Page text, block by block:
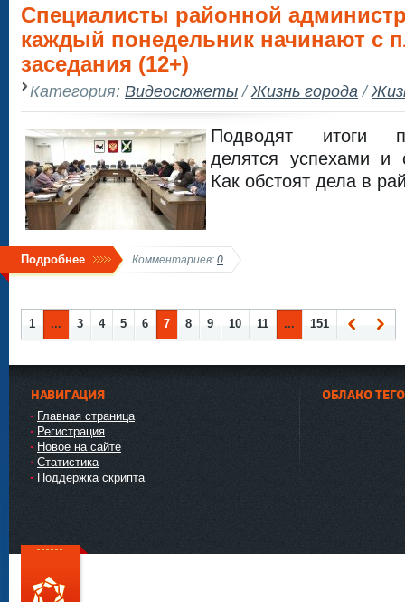
Специалисты районной
каждый понедельник начинают с
заседания (12+)
Категория: Видеосюжеты/Жизнь города /
Подводят итоги
делятся успехами и
Как обстоят дела в
Подробнее Комментариев: 0
1 ... 3 4 5 6 7 8 9 10 11 ...
151
НАВИГАЦИЯ
Главная страница
Регистрация
Новое на сайте
Статистика
Поддержка скрипта
ОБЛАКО